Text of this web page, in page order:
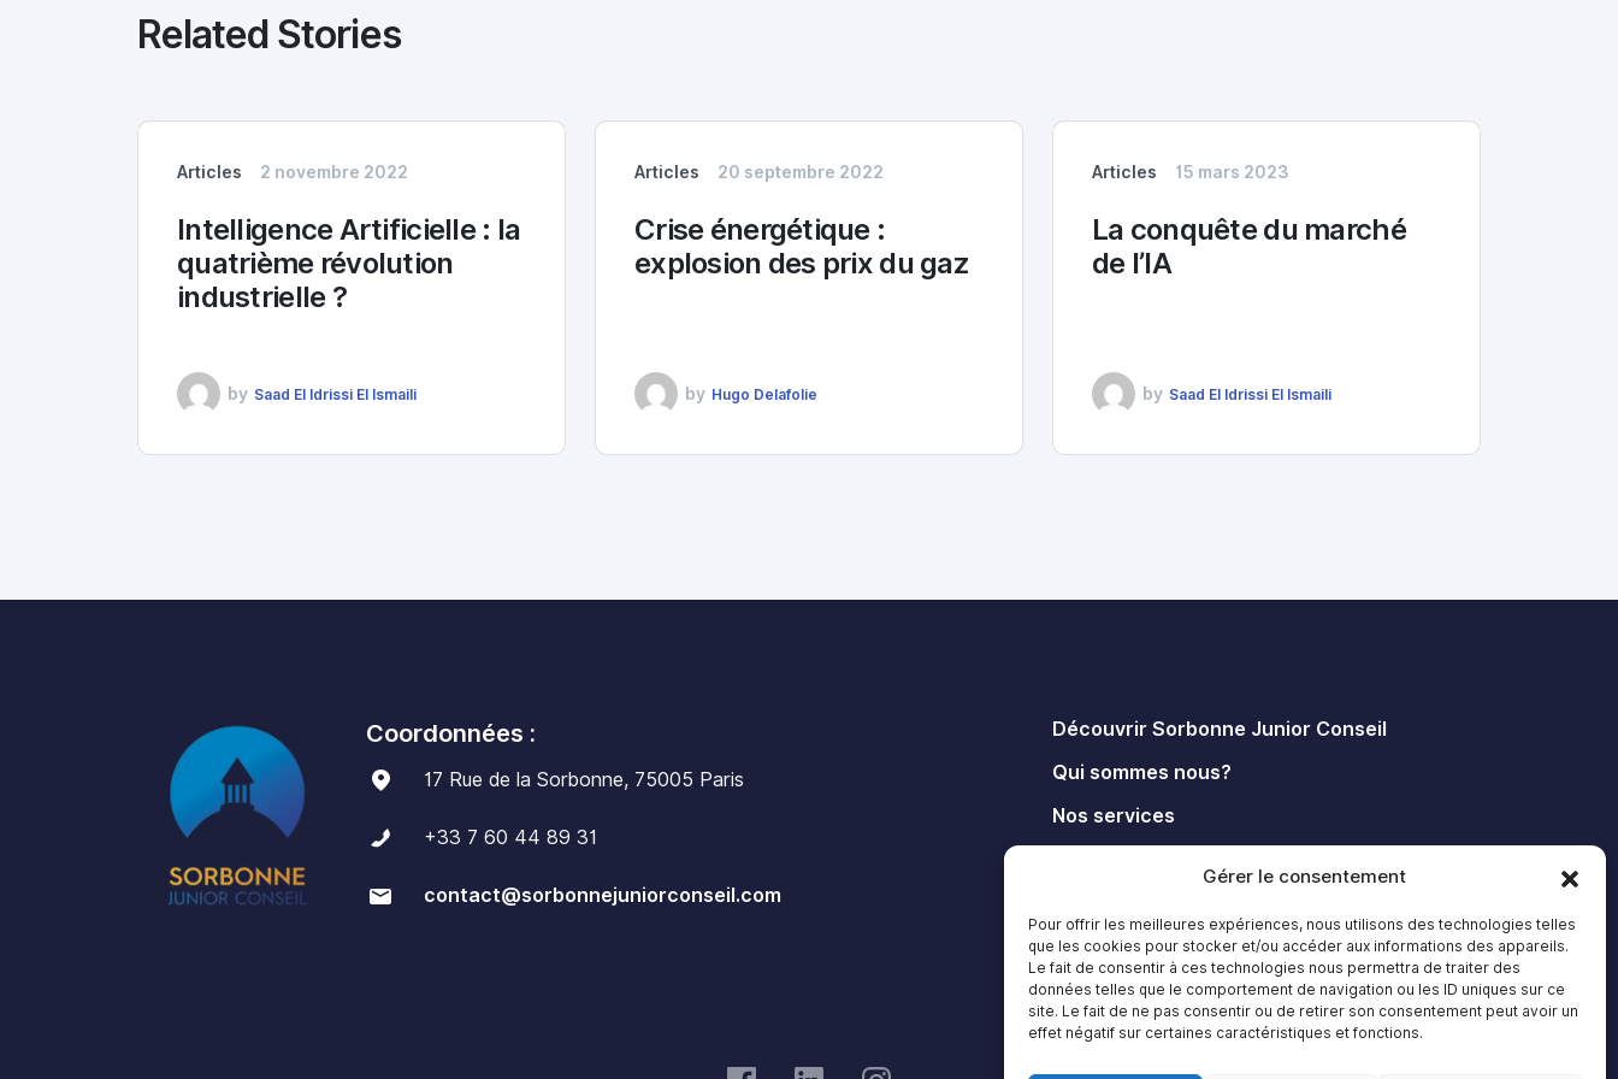
Gérer le consentement
Pour offrir les meilleures expériences, nous utilisons des technologies telles
que les cookies pour stocker et/ou accéder aux informations des appareils.
Le fait de consentir à ces technologies nous permettra de traiter des
données telles que le comportement de navigation ou les ID uniques sur ce
site. Le fait de ne pas consentir ou de retirer son consentement peut avoir un
effet négatif sur certaines caractéristiques et fonctions.
Related Stories
Articles 2 novembre 2022
Intelligence Artificielle : la
quatrième révolution
industrielle ?
by Saad El Idrissi El Ismaili
Articles 20 septembre 2022
Crise énergétique :
explosion des prix du gaz
by Hugo Delafolie
Articles 15 mars 2023
La conquête du marché
de l’IA
by Saad El Idrissi El Ismaili
Coordonnées :
17 Rue de la Sorbonne, 75005 Paris
+33 7 60 44 89 31
contact@sorbonnejuniorconseil.com
Découvrir Sorbonne Junior Conseil
Qui sommes nous?
Nos services